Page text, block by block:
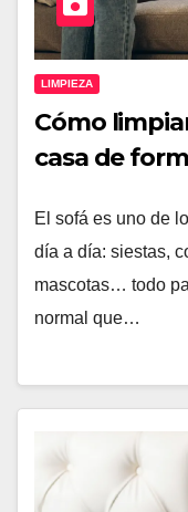
LIMPIEZA
Cómo
casa de
El sofá es uno de
día a día: siestas,
mascotas… todo
normal que…